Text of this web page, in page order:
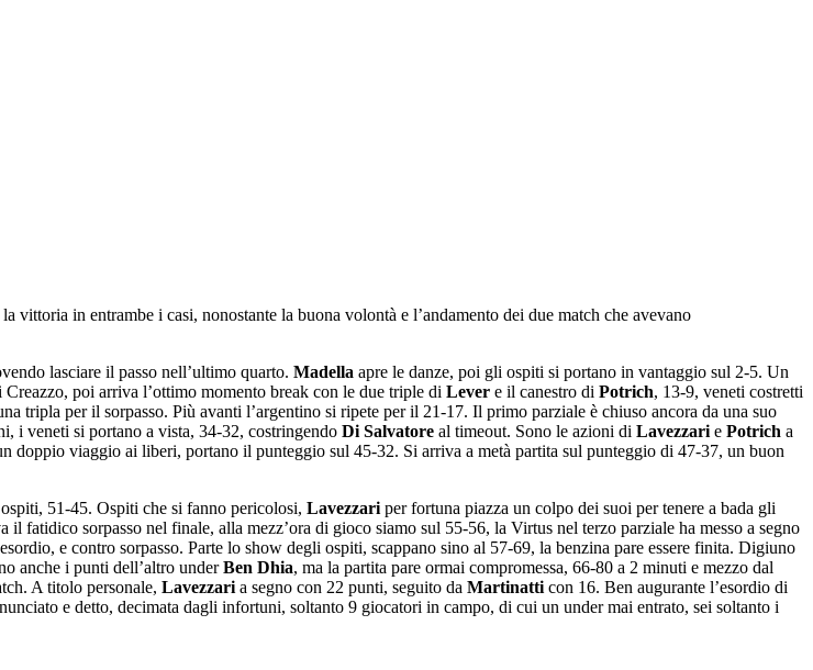
in entrambe i casi, nonostante la buona volontà e l’andamento dei due match che avevano
lasciare il passo nell’ultimo quarto. Madella apre le danze, poi gli ospiti si portano in vantaggio sul 2-5. Un
poi arriva l’ottimo momento break con le due triple di Lever e il canestro di Potrich, 13-9, veneti costretti
tripla per il sorpasso. Più avanti l’argentino si ripete per il 21-17. Il primo parziale è chiuso ancora da una suo
i veneti si portano a vista, 34-32, costringendo Di Salvatore al timeout. Sono le azioni di Lavezzari e Potrich a
doppio viaggio ai liberi, portano il punteggio sul 45-32. Si arriva a metà partita sul punteggio di 47-37, un buon
51-45. Ospiti che si fanno pericolosi, Lavezzari per fortuna piazza un colpo dei suoi per tenere a bada gli
sorpasso nel finale, alla mezz’ora di gioco siamo sul 55-56, la Virtus nel terzo parziale ha messo a segno
e contro sorpasso. Parte lo show degli ospiti, scappano sino al 57-69, la benzina pare essere finita. Digiuno
anche i punti dell’altro underBen Dhia, ma la partita pare ormai compromessa, 66-80 a 2 minuti e mezzo dal
A titolo personale, Lavezzari a segno con 22 punti, seguito da Martinatti con 16. Ben augurante l’esordio di
e detto, decimata dagli infortuni, soltanto 9 giocatori in campo, di cui un under mai entrato, sei soltanto i